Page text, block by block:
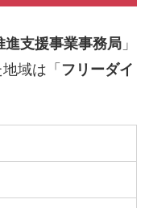
進支援事業事務局 」
域は「 フリーダイ